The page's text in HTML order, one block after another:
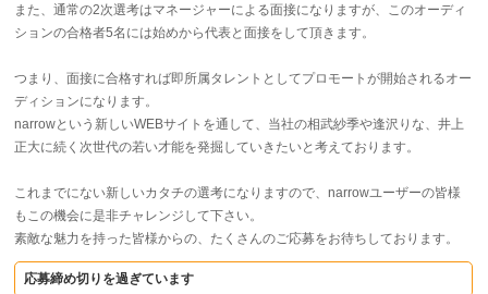
また、通常の2次選考はマネージャーによる面接になりますが、このオーディ
ションの合格者5名には始めから代表と面接をして頂きます。
つまり、面接に合格すれば即所属タレントとしてプロモートが開始されるオー
ディションになります。
narrowという新しいWEBサイトを通して、当社の相武紗季や逢沢りな、井上
正大に続く次世代の若い才能を発掘していきたいと考えております。
これまでにない新しいカタチの選考になりますので、narrowユーザーの皆様
もこの機会に是非チャレンジして下さい。
素敵な魅力を持った皆様からの、たくさんのご応募をお待ちしております。
応募締め切りを過ぎています